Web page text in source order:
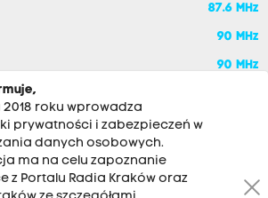
87.6 MHz
90 MHz
90 MHz
roku wprowadza
prywatności i zabezpieczeń w
danych osobowych.
ma na celu zapoznanie
z Portalu Radia Kraków oraz